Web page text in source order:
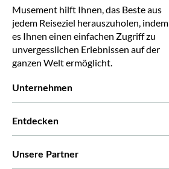
Musement hilft Ihnen, das Beste aus
jedem Reiseziel herauszuholen, indem
es Ihnen einen einfachen Zugriff zu
unvergesslichen Erlebnissen auf der
ganzen Welt ermöglicht.
Unternehmen
Entdecken
Unsere Partner